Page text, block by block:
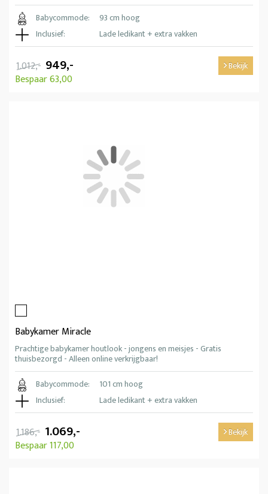
Babycommode:
93 cm hoog
Inclusief:
Lade ledikant + extra vakken
1.012,- 949,-
Bespaar 63,00
Bekijk
Babykamer Miracle
Prachtige babykamer houtlook - jongens en meisjes - Gratis
thuisbezorgd - Alleen online verkrijgbaar!
Babycommode:
101 cm hoog
Inclusief:
Lade ledikant + extra vakken
1.186,- 1.069,-
Bespaar 117,00
Bekijk